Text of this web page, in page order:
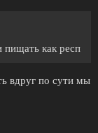
как респ
вдруг по сути мы